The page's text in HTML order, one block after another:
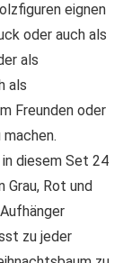
eignen
oder auch als
als
als
Freunden oder
in diesem Set 24
Grau, Rot und
zu jeder